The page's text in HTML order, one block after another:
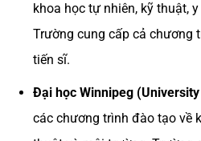
khoa học tự nhiên, kỹ thuật,
Trường cung cấp cả chương
tiến sĩ.
Đại học Winnipeg
các chương trình đào tạo về